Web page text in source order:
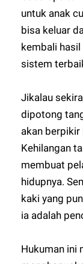
untuk anak
bisa keluar
kembali
sistem
Jikalau
dipotong
akan berpikir
Kehilangan
membuat
hidupnya.
kaki yang
ia adalah
Hukuman ini